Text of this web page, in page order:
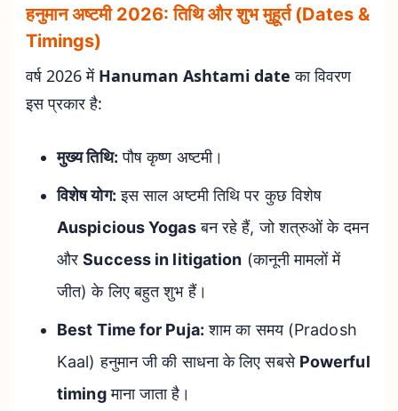
हनुमान अष्टमी 2026: तिथि और शुभ मुहूर्त (Dates &
Timings)
वर्ष 2026 में Hanuman Ashtami date का विवरण
इस प्रकार है:
मुख्य तिथि: पौष कृष्ण अष्टमी।
विशेष योग: इस साल अष्टमी तिथि पर कुछ विशेष
Auspicious Yogasबन रहे हैं, जो शत्रुओं के दमन
औरSuccess in litigation (कानूनी मामलों में
जीत) के लिए बहुत शुभ हैं।
Best Time for Puja: शाम का समय (Pradosh
Kaal) हनुमान जी की साधना के लिए सबसे Powerful
timingमाना जाता है।